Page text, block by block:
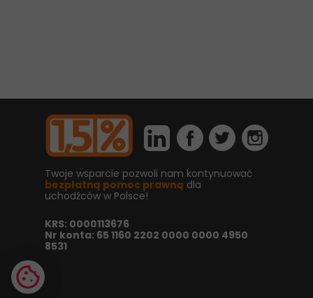
Twoje wsparcie pozwoli nam kontynuować
bezpłatną pomoc prawną dla
uchodźców w Polsce!
KRS: 0000113676
Nr konta: 65 1160 2202 0000 0000 4950
8531